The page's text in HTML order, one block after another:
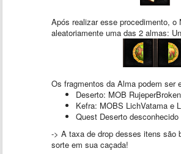
Após realizar esse procedimento, o
aleatoriamente uma das 2 almas:
Os fragmentos da Alma podem ser
Deserto: MOB RujeperBroken
Kefra: MOBS LichVatama e
Quest Deserto desconhecido
-> A taxa de drop desses itens são
sorte em sua caçada!